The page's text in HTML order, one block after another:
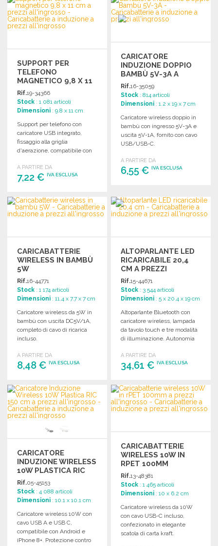
Richiedi un preventivo
SUPPORT PER
TELEFONO
MAGNETICO 9,8 X 11
CM
Rif.19-34366
Stock : 1 081 articoli
Dimensioni : 9.8 x 11 cm
Support per telefono con
caricatore USB integrato,
fissaggio alla griglia
d'aerazione, compatibile con
compatte e peso leggero.
A PARTIRE DA
7,22 € IVA ESCLUSA
ORDINARE
Richiedi un preventivo
CARICATORE
INDUZIONE DOPPIO
BAMBÙ 5V-3A A
PREZZI
ALL'INGROSSO
Rif.16-35059
Stock : 814 articoli
Dimensioni : 1.2 x 19 x 7 cm
Caricatore wireless doppio in
bambù con ingresso 5V-3A e
uscita 5V-1A, fornito con cavo
USB/USB-C.
A PARTIRE DA
6,55 €IVA ESCLUSA
Richiedi un preventivo
CARICABATTERIE
WIRELESS IN BAMBÙ
5W
Rif.16-44771
Stock : 1 174 articoli
Dimensioni : 11.4 x 7.7 x 7 cm
Caricatore wireless da 5W in
bambù con uscita DC5V/1A,
completo di cavo di ricarica
incluso.
A PARTIRE DA
8,48 € IVA ESCLUSA
ORDINARE
Richiedi un preventivo
ALTOPARLANTE LED
RICARICABILE 20,4
CM A PREZZI
ALL'INGROSSO
Rif.15-44671
Stock : 3 544 articoli
Dimensioni : 5 x 20.4 x 19 cm
Altoparlante Bluetooth con
caricatore wireless, lampada
da tavolo touch e tre modalità
di illuminazione. Autonomia
A PARTIRE DA
34,61 €IVA ESCLUSA
ORDINARE
Richiedi un preventivo
CARICATORE
INDUZIONE WIRELESS
10W PLASTICA RIC
150 CM
Rif.05-45153
Stock : 4 088 articoli
Dimensioni : 10.1 x 10.1 cm
Caricatore wireless 10W con
cavo USB A e USB C,
compatibile con Android e
iPhone 8+. Protezione contro
CARICABATTERIE
WIRELESS 10W IN
RPET 100MM
Rif.13-48381
Stock : 1 465 articoli
Dimensioni : 10 x 6.2 cm
Caricatore wireless da 10W
con cavo USB-C incluso,
confezionato in elegante
scatola di carta kraft.